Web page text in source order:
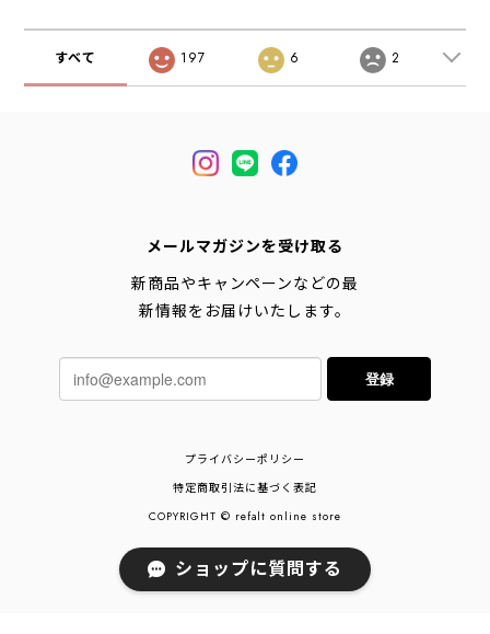
MEN'S/LADY'S
すべて 197 6 2
メールマガジンを受け取る
新商品やキャンペーンなどの最
新情報をお届けいたします。
登録
プライバシーポリシー
特定商取引法に基づく表記
COPYRIGHT © refalt online store
ショップに質問する